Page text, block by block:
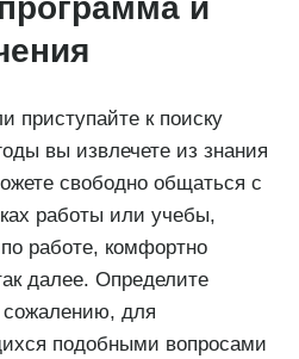
и
приступайте к поиску
вы извлечете из знания
свободно общаться с
работы или учебы,
работе, комфортно
далее. Определите
сожалению, для
подобными вопросами